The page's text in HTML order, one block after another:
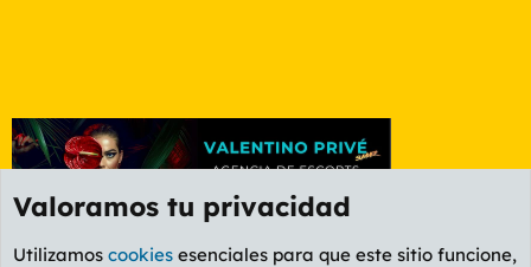
Valoramos tu privacidad
Utilizamos cookies esenciales para que este sitio funcione,